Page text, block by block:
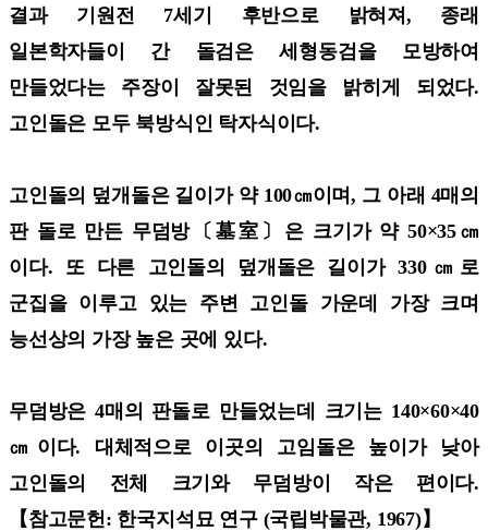
결과 기원전 7세기 후반으로 밝혀져, 종래
일본학자들이 간 돌검은 세형동검을 모방하여
만들었다는 주장이 잘못된 것임을 밝히게 되었다.
고인돌은 모두 북방식인 탁자식이다.
고인돌의 덮개돌은 길이가 약 100㎝이며, 그 아래 4매의
판 돌로 만든 무덤방〔墓室〕은 크기가 약 50×35㎝
이다. 또 다른 고인돌의 덮개돌은 길이가 330㎝로
군집을 이루고 있는 주변 고인돌 가운데 가장 크며
능선상의 가장 높은 곳에 있다.
무덤방은 4매의 판돌로 만들었는데 크기는 140×60×40
㎝이다. 대체적으로 이곳의 고임돌은 높이가 낮아
고인돌의 전체 크기와 무덤방이 작은 편이다.
【참고문헌: 한국지석묘 연구 (국립박물관, 1967)】